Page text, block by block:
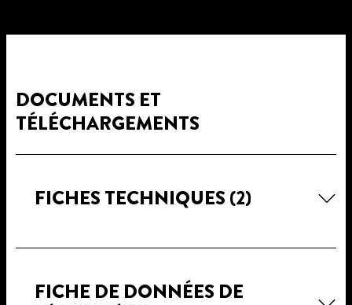
DOCUMENTS ET
TÉLÉCHARGEMENTS
FICHES TECHNIQUES (2)
FICHE DE DONNÉES DE